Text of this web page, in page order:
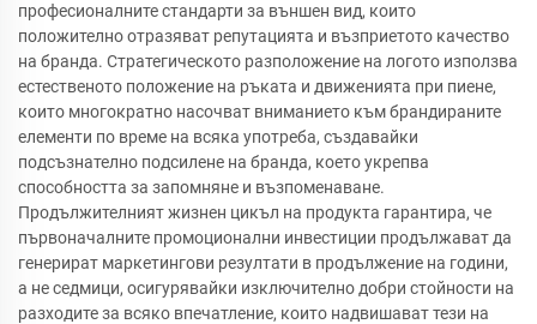
професионалните стандарти за външен вид, които
положително отразяват репутацията и възприетото качество
на бранда. Стратегическото разположение на логото използва
естественото положение на ръката и движенията при пиене,
които многократно насочват вниманието към брандираните
елементи по време на всяка употреба, създавайки
подсъзнателно подсилене на бранда, което укрепва
способността за запомняне и възпоменаване.
Продължителният жизнен цикъл на продукта гарантира, че
първоначалните промоционални инвестиции продължават да
генерират маркетингови резултати в продължение на години,
а не седмици, осигурявайки изключително добри стойности на
разходите за всяко впечатление, които надвишават тези на